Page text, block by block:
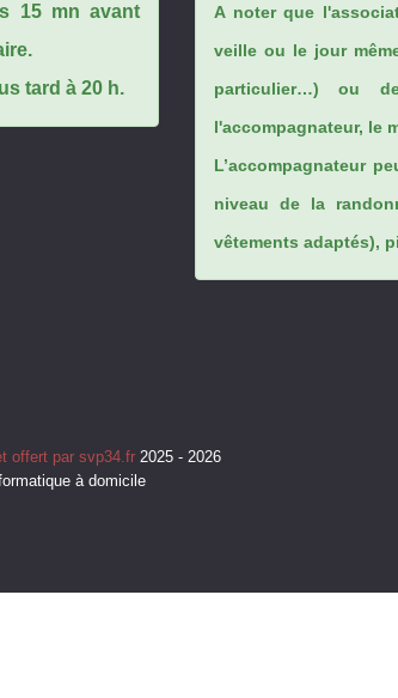
15 mn avant
tard à 20 h.
A noter que
veille ou le jour
particulier…) ou
l'accompagnateur, le
L’accompagnateur
niveau de la
vêtements adaptés),
offert par svp34.fr2025 - 2026
à domicile